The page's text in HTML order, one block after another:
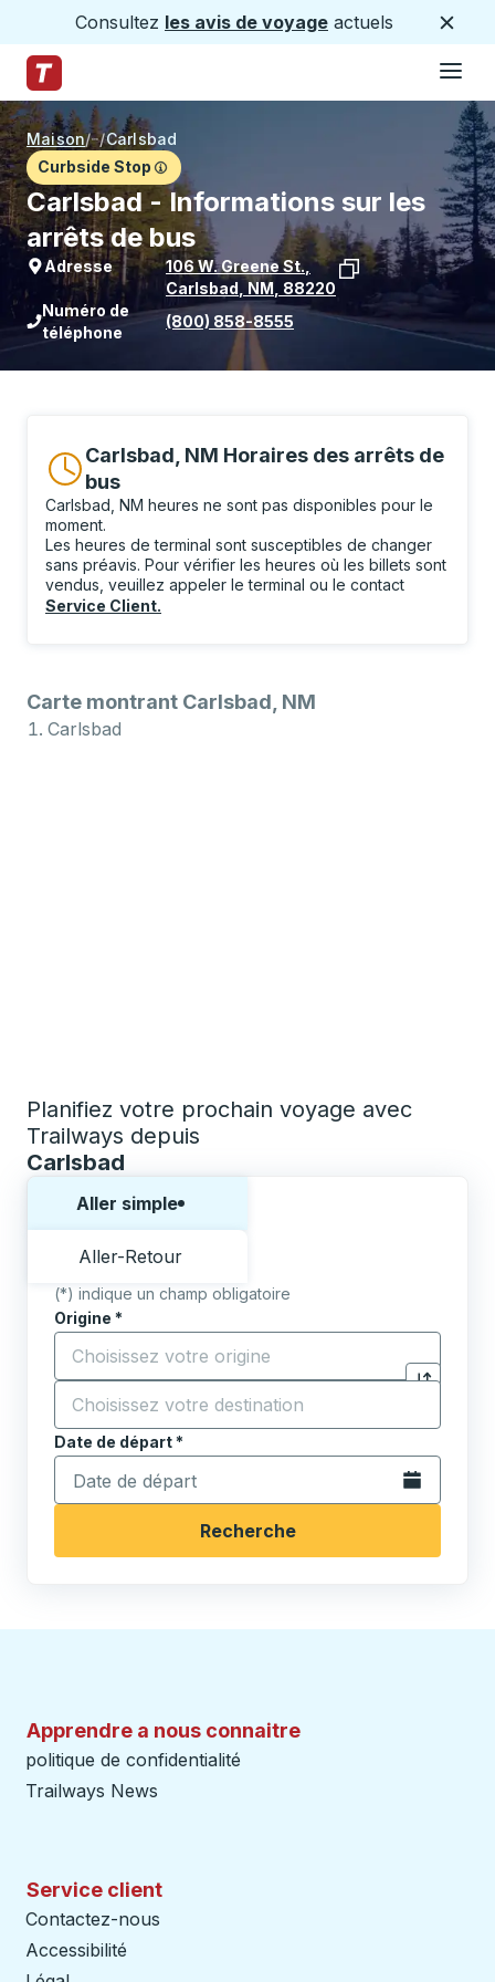
Consultez les avis de voyage actuels
Page d'accueil des sentiers
Maison/ /Carlsbad
Curbside Stop
Carlsbad - Informations sur les
arrêts de bus
Adresse 106 W. Greene St.
Carlsbad NM 88220
Voir l'emplacement de l'arrêt sur
Numéro de
téléphone
(800) 858-8555
Carlsbad, NM Horaires des arrêts de
bus
Carlsbad, NM heures ne sont pas disponibles pour le
moment.
Les heures de terminal sont susceptibles de changer
sans préavis. Pour vérifier les heures où les billets sont
vendus, veuillez appeler le terminal ou le contact
Service Client.
Carte montrant Carlsbad, NM
Carlsbad
Planifiez votre prochain voyage avec
Trailways depuis
Carlsbad
Aller simple
Aller-Retour
(*) indique un champ obligatoire
Origine *
Commencez à saisir la ville d'origine pour ouvrir
Cliquez
Destination*
Commencez à saisir la ville de destination pour
Date de départ*
Tapez la date au format date Barre oblique du mois à
Ouvrez le
Recherche
Apprendre a nous connaitre
politique de confidentialité
Trailways News
Service client
Contactez-nous
Accessibilité